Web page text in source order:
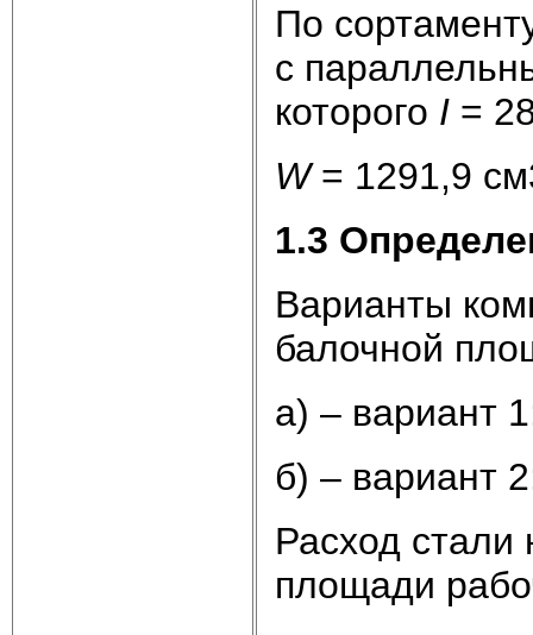
По
с
которого I =
W= 1291,9
1.3
Варианты
балочной
а) – вариант
б) – вариант
Расход
площади